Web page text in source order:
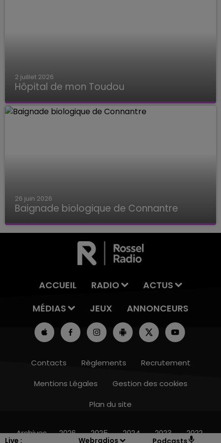
Live : Webradios Podcasts
16h00 - 20h00
2 juillet 2026
Hôpital de mon Toudou
Hôpital de mon Toudou
26 juin 2026
Baignade biologique de Connantre
Baignade biologique de Connantre
ACCUEIL RADIO
ACTUS
MÉDIAS
JEUX ANNONCEURS
Contacts Règlements
Recrutement
Mentions Légales
Gestion des cookies
Plan du site
Archives 2026 2025 2024 2023 2022